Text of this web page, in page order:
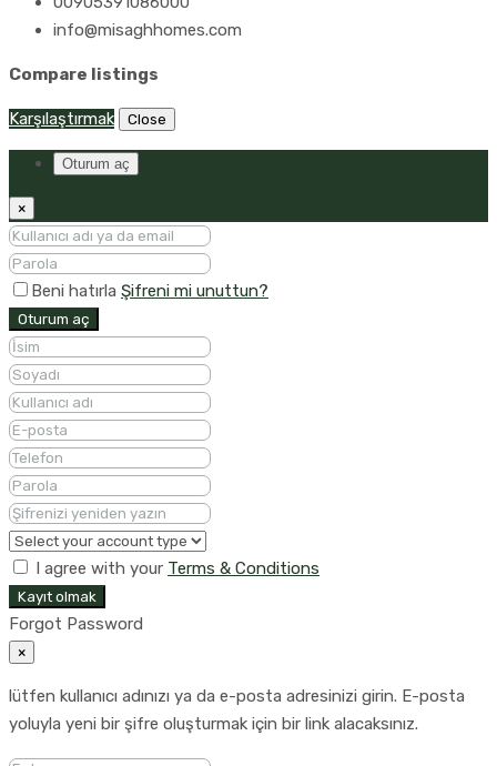
info@misaghhomes.com
Compare listings
Karşılaştırmak Close
Oturum aç
×
Beni hatırla Şifreni mi unuttun?
Oturum aç
I agree with your Terms & Conditions
Kayıt olmak
Forgot Password
×
lütfen kullanıcı adınızı ya da e-posta adresinizi girin. E-posta
yoluyla yeni bir şifre oluşturmak için bir link alacaksınız.